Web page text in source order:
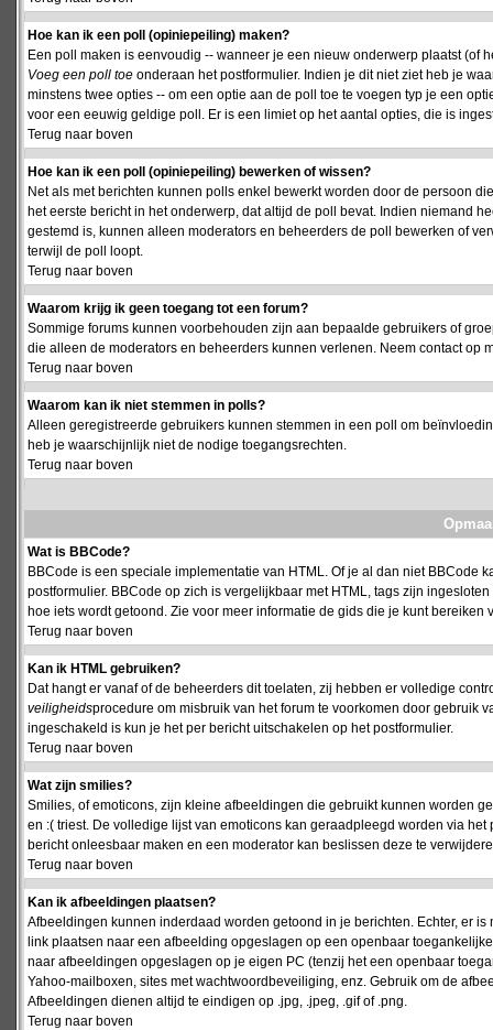
Hoe kan ik een poll (opiniepeiling) maken?
Een poll maken is eenvoudig -- wanneer je een nieuw onderwerp plaatst (of
Voeg een poll toe onderaan het postformulier. Indien je dit niet ziet heb je
minstens twee opties -- om een optie aan de poll toe te voegen typ je een
voor een eeuwig geldige poll. Er is een limiet op het aantal opties, die is
Terug naar boven
Hoe kan ik een poll (opiniepeiling) bewerken of wissen?
Net als met berichten kunnen polls enkel bewerkt worden door de persoon
het eerste bericht in het onderwerp, dat altijd de poll bevat. Indien niemand
gestemd is, kunnen alleen moderators en beheerders de poll bewerken of
terwijl de poll loopt.
Terug naar boven
Waarom krijg ik geen toegang tot een forum?
Sommige forums kunnen voorbehouden zijn aan bepaalde gebruikers of
die alleen de moderators en beheerders kunnen verlenen. Neem contact op
Terug naar boven
Waarom kan ik niet stemmen in polls?
Alleen geregistreerde gebruikers kunnen stemmen in een poll om
heb je waarschijnlijk niet de nodige toegangsrechten.
Terug naar boven
Wat is BBCode?
BBCode is een speciale implementatie van HTML. Of je al dan niet
postformulier. BBCode op zich is vergelijkbaar met HTML, tags zijn
hoe iets wordt getoond. Zie voor meer informatie de gids die je kunt bereiken
Terug naar boven
Kan ik HTML gebruiken?
Dat hangt er vanaf of de beheerders dit toelaten, zij hebben er volledige
veiligheidsprocedure om misbruik van het forum te voorkomen door gebruik
ingeschakeld is kun je het per bericht uitschakelen op het postformulier.
Terug naar boven
Wat zijn smilies?
Smilies, of emoticons, zijn kleine afbeeldingen die gebruikt kunnen worden
en :( triest. De volledige lijst van emoticons kan geraadpleegd worden via
bericht onleesbaar maken en een moderator kan beslissen deze te
Terug naar boven
Kan ik afbeeldingen plaatsen?
Afbeeldingen kunnen inderdaad worden getoond in je berichten. Echter, er
link plaatsen naar een afbeelding opgeslagen op een openbaar
naar afbeeldingen opgeslagen op je eigen PC (tenzij het een openbaar
Yahoo-mailboxen, sites met wachtwoordbeveiliging, enz. Gebruik om de
Afbeeldingen dienen altijd te eindigen op .jpg, .jpeg, .gif of .png.
Terug naar boven